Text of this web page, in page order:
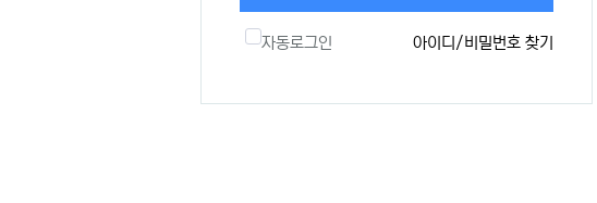
자동로그인 아이디/비밀번호 찾기